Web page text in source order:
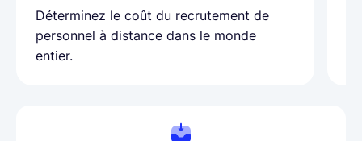
Déterminez le coût du recrutement de
personnel à distance dans le monde
entier.